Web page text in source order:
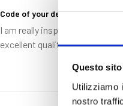
Questo
Utilizziamo
nostro
Code of your destiny 16 Aprile
I am really inspired together
excellent quality writing, it is